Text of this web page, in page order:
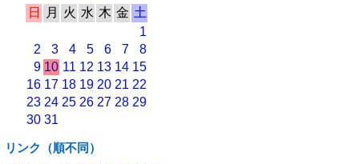
日
月 火 水 木 金 土
1
2
3 4 5 6 7
8
9 10 11 12 13 14 15
16 17 18 19 20 21 22
23 24 25 26 27 28 29
30 31
リンク（順不同）